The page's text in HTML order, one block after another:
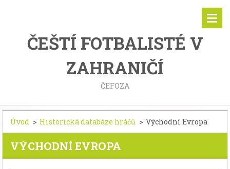
ČEŠTÍ FOTBALISTÉ V
ZAHRANIČÍ
ČEFOZA
Úvod > Historická databáze hráčů > Východní Evropa
VÝCHODNÍ EVROPA